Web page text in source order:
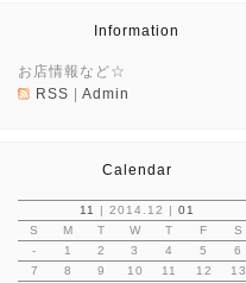
Information
お店情報など☆
RSS
Admin
Calendar
11 | 2014.12 | 01
S
M T W T F
S
-
1 2 3 4 5
6
7
8 9 10 11 12
13